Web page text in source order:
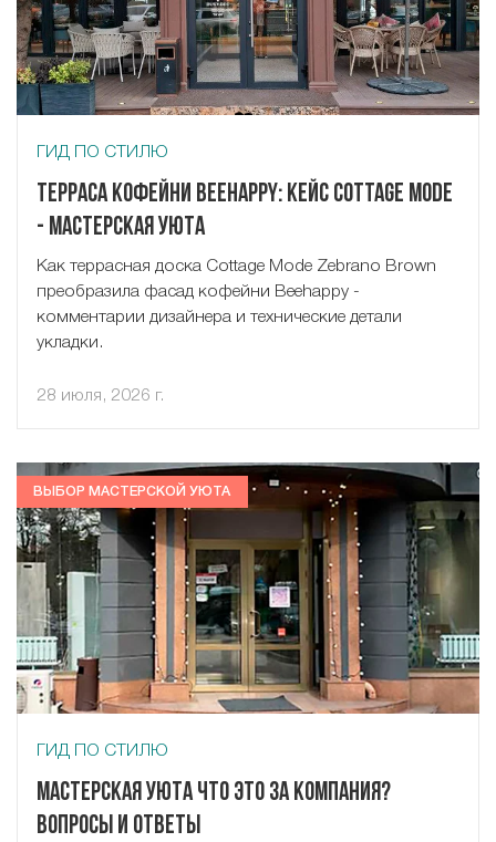
ГИД ПО СТИЛЮ
Терраса кофейни Beehappy: кейс Cottage Mode
- Мастерская Уюта
Как террасная доска Cottage Mode Zebrano Brown
преобразила фасад кофейни Beehappy -
комментарии дизайнера и технические детали
укладки.
28 июля, 2026 г.
ВЫБОР МАСТЕРСКОЙ УЮТА
ГИД ПО СТИЛЮ
Мастерская Уюта что это за компания?
Вопросы и ответы